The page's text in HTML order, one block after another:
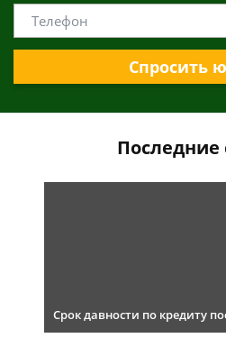
Спросить
Последние
Срок давности по кредиту